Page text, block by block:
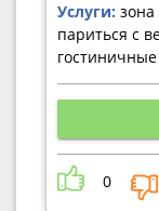
Услуги:
париться с
гостиничные
0